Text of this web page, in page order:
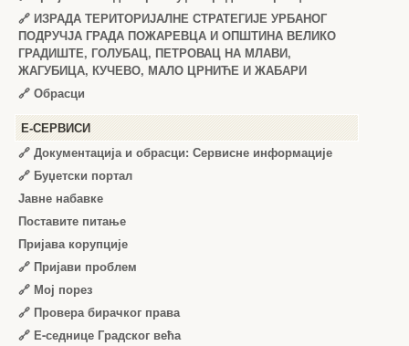
🔗 ИЗРАДА ТЕРИТОРИЈАЛНЕ СТРАТЕГИЈЕ УРБАНОГ
ПОДРУЧЈА ГРАДА ПОЖАРЕВЦА И ОПШТИНА ВЕЛИКО
ГРАДИШТЕ, ГОЛУБАЦ, ПЕТРОВАЦ НА МЛАВИ,
ЖАГУБИЦА, КУЧЕВО, МАЛО ЦРНИЋЕ И ЖАБАРИ
🔗 Обрасци
Е-СЕРВИСИ
🔗 Документација и обрасци: Сервисне информације
🔗 Буџетски портал
Јавне набавке
Поставите питање
Пријава корупције
🔗 Пријави проблем
🔗 Мој порез
🔗 Провера бирачког права
🔗 Е-седнице Градског већа